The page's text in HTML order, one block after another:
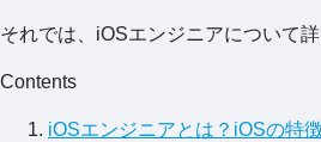
それでは、iOSエンジニアについて
Contents
iOSエンジニアとは？iOSの特